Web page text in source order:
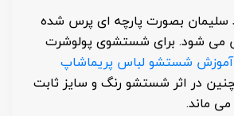
بصورت پارچه ای پرس شده
می شود. برای شستشوی پولوشرت
آموزش شستشو لباس پریماشاپ
در اثر شستشو رنگ و سایز ثابت
ماند.